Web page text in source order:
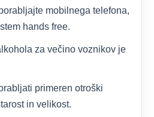
mobilnega telefona,
hands free.
za večino voznikov je
primeren otroški
in velikost.